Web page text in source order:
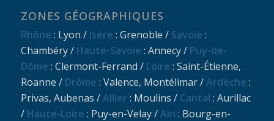
ZONES GÉOGRAPHIQUES
Rhône : Lyon / Isère : Grenoble / Savoie :
Chambéry / Haute-Savoie : Annecy / Puy-de-
Dôme : Clermont-Ferrand / Loire : Saint-Étienne,
Roanne / Drôme : Valence, Montélimar /Ardèche :
Privas, Aubenas /Allier : Moulins / Cantal : Aurillac
/ Haute-Loire : Puy-en-Velay /Ain : Bourg-en-